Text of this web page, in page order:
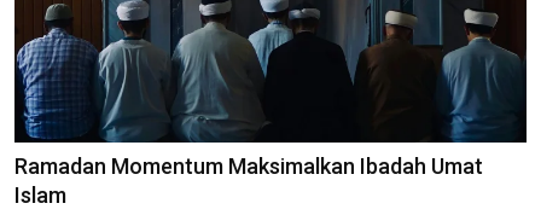
Ramadan Momentum Maksimalkan Ibadah Umat
Islam